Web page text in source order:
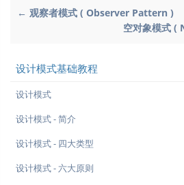
← 观察者模式 ( Observer Pattern )
空对象模式
设计模式基础教程
设计模式
设计模式 - 简介
设计模式 - 四大类型
设计模式 - 六大原则